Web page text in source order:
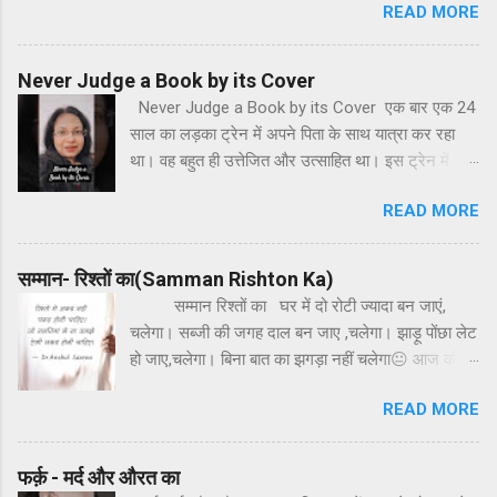
समझ में आना मुश्किल है, हर दिन मेरी नई राह
है, दूर बड़ी ही मंजिल है। मेरी
कोशिश मेरी क्षमता कोई तो पहचाने,
READ MORE
Never Judge a Book by its Cover
Never Judge a Book by its Cover एक बार एक 24
साल का लड़का ट्रेन में अपने पिता के साथ यात्रा कर रहा
था। वह बहुत ही उत्तेजित और उत्साहित था। इस ट्रेन में
खिड़की से बाहर देखकर अत्यंत खुश हो रहा था। अचानक से
वह लड़का जोर-जोर से ताली बजाकर उत्साहित होता हुआ बोल
पापा देखिए पेड़ पीछे जाते जा रहे हैं और हम आगे जा रहे हैं।
उसके पिता मुस्कुरा दिए लेकिन साथ बैठे दंपति को बहुत ही
आश्चर्य हुआ। कितना बड़ा लड़का किस तरह से बच्चों की तरह
व्यवहार कर रहा है? लेकिन वह दंपति चुपचाप बैठा उस लड़के
को देखता रहा। थोड़ी देर बाद ही वह लड़का फिर से उत्साहित
होकर अपने पिता से बोा पापा देखिए बादल हमारे साथ-साथ चल
को क्यों नहीं दिखाया। इतनी बड़ी उम्र में भी यह कैसी बच्चों
READ MORE
सम्मान- रिश्तों का(Samman Rishton Ka)
सम्मान रिश्तों का घर में दो रोटी ज्यादा बन जाएं,
चलेगा। सब्जी की जगह दाल बन जाए ,चलेगा। झाड़ू पोंछा लेट
हो जाए,चलेगा। बिना बात का झगड़ा नहीं चलेगा😐 आज की
तुनक मिजाजी में अपने परिवार में कड़वाहट घोल देते हैं। घर
आँगन है कोई जंग का मैदान नहीं है वह आदमी ही क्या जिसे
रिश्तो का मान नहीं है यह घर है हर बात सहज होनी चाहिए बात
बे बात ना बहस होनी चाहिए छोटी-छोटी बातों पर बात मत बढ़ाइए
READ MORE
फर्क़ - मर्द और औरत का